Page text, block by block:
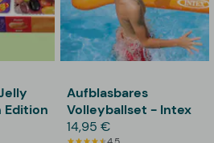
Edition
Aufblasbares
Volleyballset - Intex
14,95 €